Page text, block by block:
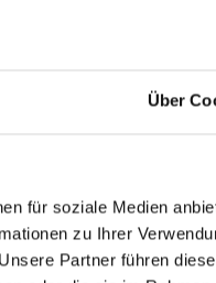
Über
für soziale Medien
zu Ihrer
Partner führen